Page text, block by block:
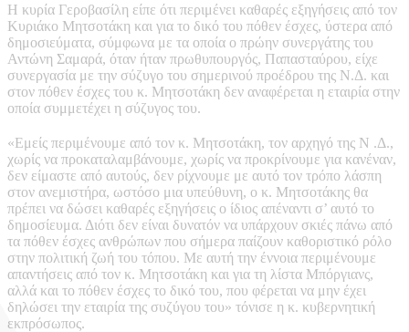
Η κυρία Γεροβασίλη είπε ότι περιμένει καθαρές εξηγήσεις από τον
Κυριάκο Μητσοτάκη και για το δικό του πόθεν έσχες, ύστερα από
δημοσιεύματα, σύμφωνα με τα οποία ο πρώην συνεργάτης του
Αντώνη Σαμαρά, όταν ήταν πρωθυπουργός, Παπασταύρου, είχε
συνεργασία με την σύζυγο του σημερινού προέδρου της Ν.Δ. και
στον πόθεν έσχες του κ. Μητσοτάκη δεν αναφέρεται η εταιρία στην
οποία συμμετέχει η σύζυγος του.
«Εμείς περιμένουμε από τον κ. Μητσοτάκη, τον αρχηγό της Ν .Δ.,
χωρίς να προκαταλαμβάνουμε, χωρίς να προκρίνουμε για κανέναν,
δεν είμαστε από αυτούς, δεν ρίχνουμε με αυτό τον τρόπο λάσπη
στον ανεμιστήρα, ωστόσο μια υπεύθυνη, ο κ. Μητσοτάκης θα
πρέπει να δώσει καθαρές εξηγήσεις ο ίδιος απέναντι σ’ αυτό το
δημοσίευμα. Διότι δεν είναι δυνατόν να υπάρχουν σκιές πάνω από
τα πόθεν έσχες ανθρώπων που σήμερα παίζουν καθοριστικό ρόλο
στην πολιτική ζωή του τόπου. Με αυτή την έννοια περιμένουμε
απαντήσεις από τον κ. Μητσοτάκη και για τη λίστα Μπόργιανς,
αλλά και το πόθεν έσχες το δικό του, που φέρεται να μην έχει
δηλώσει την εταιρία της συζύγου του» τόνισε η κ. κυβερνητική
εκπρόσωπος.